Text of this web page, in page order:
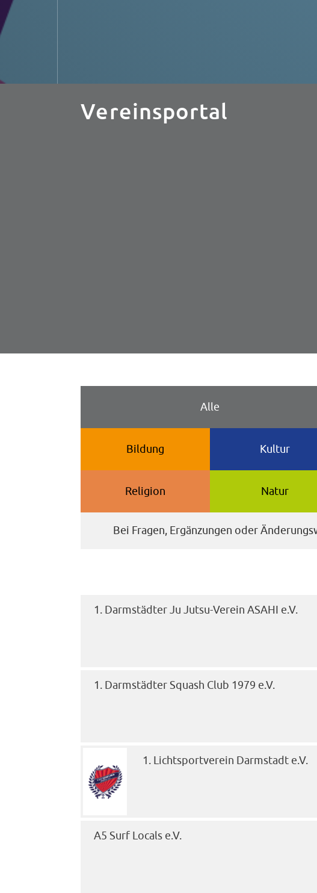
Vereinsportal
Alle
Bildung Kultur
Religion Natur
Bei Fragen, Ergänzungen oder
1. Darmstädter Ju Jutsu-Verein ASAHI e.V.
1. Darmstädter Squash Club 1979 e.V.
1. Lichtsportverein Darmstadt e.V.
A5 Surf Locals e.V.